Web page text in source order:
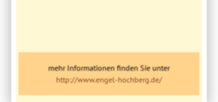
mehr Informationen finden Sie unter
http://www.engel-hochberg.de/